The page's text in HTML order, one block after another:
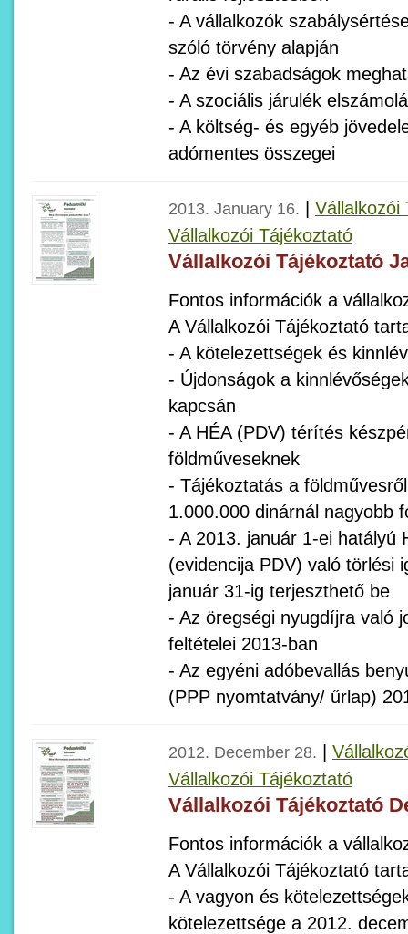
- A vállalkozók
szóló törvény alapján
- Az évi szabadságok
- A szociális járulék
- A költség- és egyéb
adómentes összegei
2013. January 16.
Vállalkozói
Vállalkozói Tájékoztató
Vállalkozói Tájékoztató
Fontos információk a
A Vállalkozói Tájékoztató
- A kötelezettségek és
- Újdonságok a
kapcsán
- A HÉA (PDV) térítés
földműveseknek
- Tájékoztatás a
1.000.000 dinárnál nagyobb
- A 2013. január 1-ei hatályú
(evidencija PDV) való törlési
január 31-ig terjeszthető be
- Az öregségi nyugdíjra való
feltételei 2013-ban
- Az egyéni adóbevallás
(PPP nyomtatvány/ űrlap)
2012. December 28.
Vállalkozói Tájékoztató
Vállalkozói Tájékoztató
Fontos információk a
A Vállalkozói Tájékoztató
- A vagyon és
kötelezettsége a 2012.